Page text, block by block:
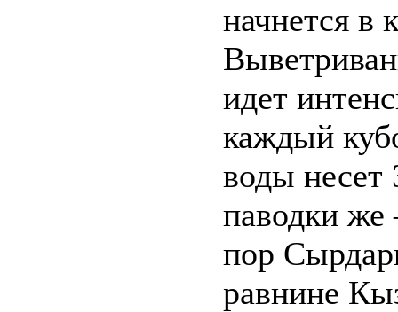
начнется в
идет
каждый
воды несет
паводки
пор
равнине